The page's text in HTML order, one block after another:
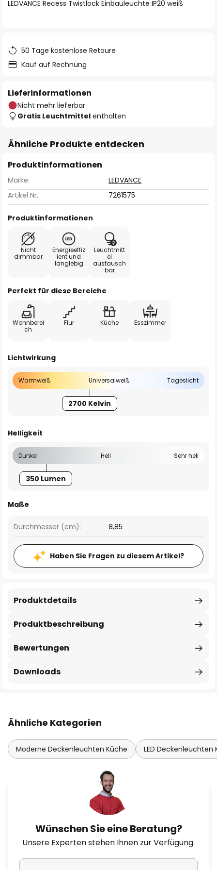
LEDVANCE Recess Twistlock Einbauleuchte IP20 weiß
50 Tage kostenlose Retoure
Kauf auf Rechnung
Lieferinformationen
Nicht mehr lieferbar
Gratis Leuchtmittel enthalten
Ähnliche Produkte entdecken
Produktinformationen
Marke:
LEDVANCE
Artikel Nr.:
7261575
Produktinformationen
Nicht
dimmbar
Energieeffiz
ient und
langlebig
Leuchtmitt
el
austausch
bar
Perfekt für diese Bereiche
Wohnberei
ch
Flur Küche Esszimmer
Lichtwirkung
Warmweiß Universalweiß Tageslicht
2700 Kelvin
Helligkeit
Dunkel Hell Sehr hell
350 Lumen
Maße
Durchmesser (cm): 8,85
Haben Sie Fragen zu diesem Artikel?
Produktbeschreibung
Produktdetails
Bewertungen
Downloads
Ähnliche Kategorien
Moderne Deckenleuchten Küche LED Deckenleuchten
Wünschen Sie eine Beratung?
Unsere Experten stehen Ihnen zur Verfügung.